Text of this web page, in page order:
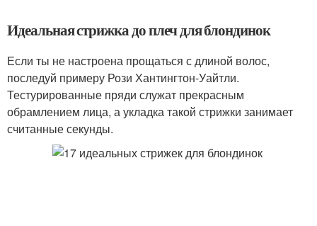
Идеальная стрижка до плеч для блондинок
Если ты не настроена прощаться с длиной волос,
последуй примеру Рози Хантингтон-Уайтли.
Тестурированные пряди служат прекрасным
обрамлением лица, а укладка такой стрижки занимает
считанные секунды.